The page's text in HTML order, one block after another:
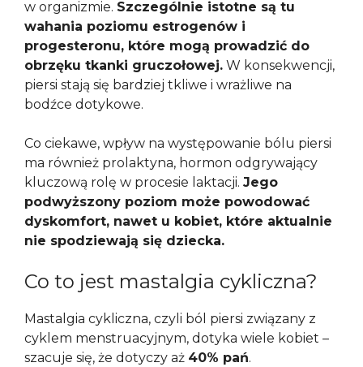
w organizmie. Szczególnie istotne są tu
wahania poziomu estrogenów i
progesteronu, które mogą prowadzić do
obrzęku tkanki gruczołowej. W konsekwencji,
piersi stają się bardziej tkliwe i wrażliwe na
bodźce dotykowe.
Co ciekawe, wpływ na występowanie bólu piersi
ma również prolaktyna, hormon odgrywający
kluczową rolę w procesie laktacji. Jego
podwyższony poziom może powodować
dyskomfort, nawet u kobiet, które aktualnie
nie spodziewają się dziecka.
Co to jest mastalgia cykliczna?
Mastalgia cykliczna, czyli ból piersi związany z
cyklem menstruacyjnym, dotyka wiele kobiet –
szacuje się, że dotyczy aż 40% pań.